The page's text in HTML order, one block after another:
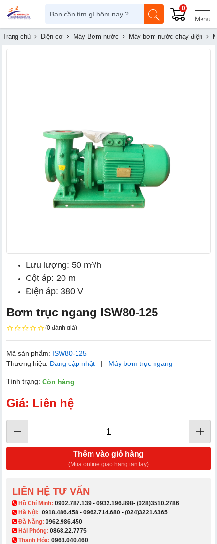
0
Trang chủ Điện cơ Máy Bơm nước Máy bơm nước chạy điện
Lưu lượng: 50 m³/h
Cột áp: 20 m
Điện áp: 380 V
Bơm trục ngang ISW80-125
(0 đánh giá)
Mã sản phẩm: ISW80-125
Thương hiệu: Đang cập nhật | Máy bơm trục ngang
Tình trạng: Còn hàng
Giá: Liên hệ
Thêm vào giỏ hàng
(Mua online giao hàng tận tay)
LIÊN HỆ TƯ VẤN
​ Hồ Chí Minh: 0902.787.139 - 0932.196.898- (028)3510.2786
Hà Nội: 0918.486.458 - 0962.714.680 - (024)3221.6365
Đà Nẵng: 0962.986.450
Hải Phòng: 0868.22.7775
Thanh Hóa: 0963.040.460